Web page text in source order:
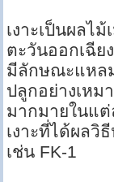
เงาะเป็นผลไ
ตะวันออกเฉีย
มีลักษณะแหล
ปลูกอย่างเหม
มากมายในแต่
เงาะที่ได้ผลวิ
เช่น FK-1